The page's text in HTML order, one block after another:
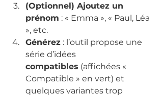
(Optionnel) Ajoutez un
prénom : « Emma », « Paul, Léa
», etc.
Générez : l’outil propose une
série d’idées
compatibles (affichées «
Compatible » en vert) et
quelques variantes trop